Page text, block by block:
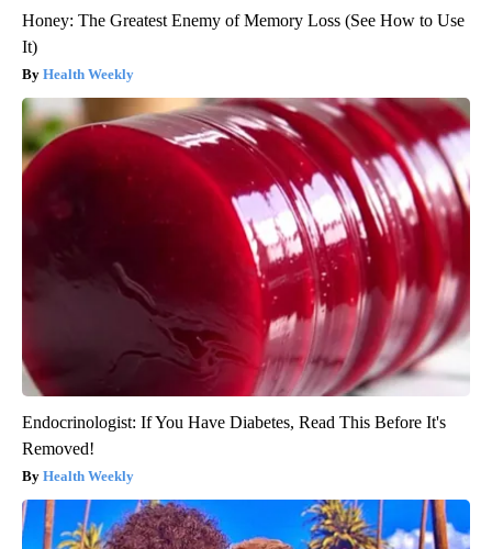
Honey: The Greatest Enemy of Memory Loss (See How to Use
It)
Health Weekly
Endocrinologist: If You Have Diabetes, Read This Before It's
Removed!
Health Weekly